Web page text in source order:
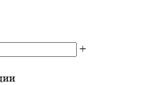
+